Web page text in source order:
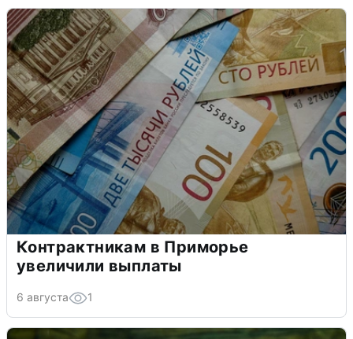
Контрактникам в Приморье
увеличили выплаты
6 августа 1